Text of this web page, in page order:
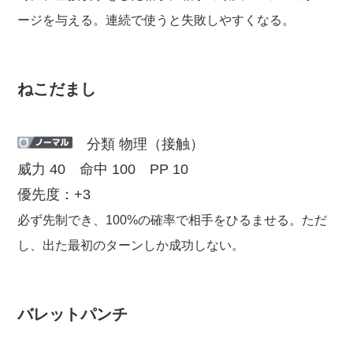
ージを与える。連続で使うと失敗しやすくなる。
ねこだまし
分類 物理（接触）
威力 40 命中 100 PP 10
優先度：+3
必ず先制でき、100%の確率で相手をひるませる。ただ
し、出た最初のターンしか成功しない。
バレットパンチ